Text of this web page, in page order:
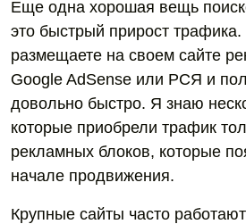
Еще одна хорошая вещь
это быстрый прирост
размещаете на своем сайте
Google AdSense или РСЯ и
довольно быстро. Я знаю
которые приобрели трафик
рекламных блоков, которые
начале продвижения.
Крупные сайты часто